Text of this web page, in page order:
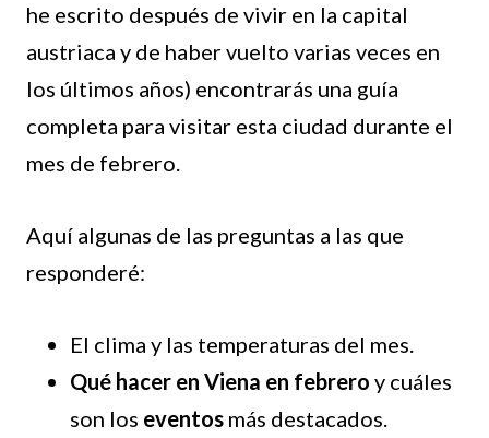
he escrito después de vivir en la capital
austriaca y de haber vuelto varias veces en
los últimos años) encontrarás una guía
completa para visitar esta ciudad durante el
mes de febrero.
Aquí algunas de las preguntas a las que
responderé:
El clima y las temperaturas del mes.
Qué hacer en Viena en febrero y cuáles
son los eventos más destacados.